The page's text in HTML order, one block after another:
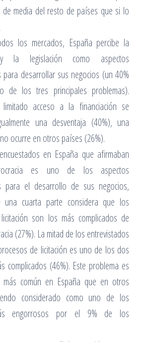
media del resto de países que si lo
los mercados, España percibe la
la legislación como aspectos
para desarrollar sus negocios (un 40%
de los tres principales problemas).
limitado acceso a la financiación se
una desventaja (40%), una
ocurre en otros países (26%).
en España que afirmaban
es uno de los aspectos
para el desarrollo de sus negocios,
una cuarta parte considera que los
son los más complicados de
(27%). La mitad de los entrevistados
de licitación es uno de los dos
complicados (46%). Este problema es
más común en España que en otros
considerado como uno de los
engorrosos por el 9% de los